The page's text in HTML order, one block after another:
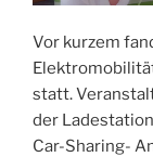
Vor kurzem
statt.
der
Car-Sharing-